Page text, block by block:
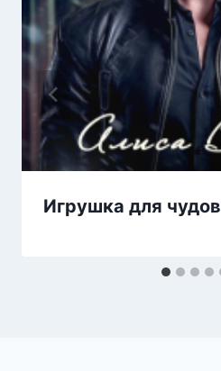
Игрушка для